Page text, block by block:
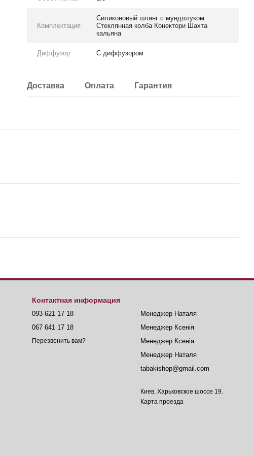
Комплектация
Силиконовый шланг с мундштуком
Стеклянная колба Конектори Шахта
кальяна
Диффузор С диффузором
Доставка Оплата Гарантия
Контактная информация
093 621 17 18
067 641 17 18
Перезвонить вам?
Менеджер Наталя
Менеджер Ксенія
Менеджер Ксенія
Менеджер Наталя
tabakishop@gmail.com
Киев, Харьковское шоссе 19.
Карта проезда